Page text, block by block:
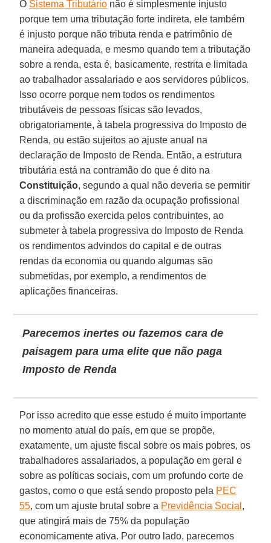
O Sistema Tributário não é simplesmente injusto
porque tem uma tributação forte indireta, ele também
é injusto porque não tributa renda e patrimônio de
maneira adequada, e mesmo quando tem a tributação
sobre a renda, esta é, basicamente, restrita e limitada
ao trabalhador assalariado e aos servidores públicos.
Isso ocorre porque nem todos os rendimentos
tributáveis de pessoas físicas são levados,
obrigatoriamente, à tabela progressiva do Imposto de
Renda, ou estão sujeitos ao ajuste anual na
declaração de Imposto de Renda. Então, a estrutura
tributária está na contramão do que é dito na
Constituição, segundo a qual não deveria se permitir
a discriminação em razão da ocupação profissional
ou da profissão exercida pelos contribuintes, ao
submeter à tabela progressiva do Imposto de Renda
os rendimentos advindos do capital e de outras
rendas da economia ou quando algumas são
submetidas, por exemplo, a rendimentos de
aplicações financeiras.
Parecemos inertes ou fazemos cara de
paisagem para uma elite que não paga
Imposto de Renda
Por isso acredito que esse estudo é muito importante
no momento atual do país, em que se propõe,
exatamente, um ajuste fiscal sobre os mais pobres, os
trabalhadores assalariados, a população em geral e
sobre as políticas sociais, com um profundo corte de
gastos, como o que está sendo proposto pela PEC
55, com um ajuste brutal sobre a Previdência Social ,
que atingirá mais de 75% da população
economicamente ativa. Por outro lado, parecemos